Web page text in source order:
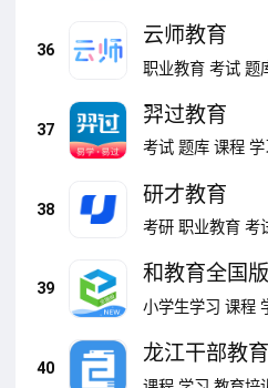
36
云师教育
职业教育 考试 题
37
羿过教育
考试 题库 课程 学
38
研才教育
考研 职业教育 考
39
和教育全国版
小学生学习 课程
40
龙江干部教育